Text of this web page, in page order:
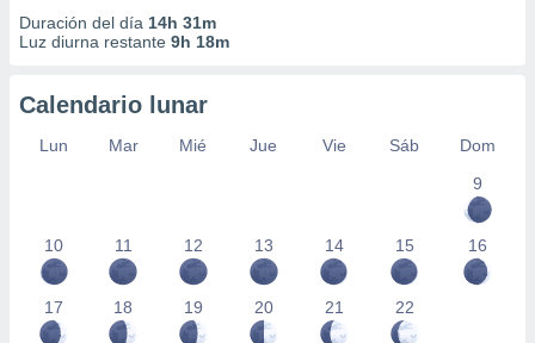
Duración del día 14h 31m
Luz diurna restante 9h 18m
Calendario lunar
Lun Mar Mié Jue Vie Sáb
Dom
9
10 11 12 13 14 15 16
17 18 19 20 21 22